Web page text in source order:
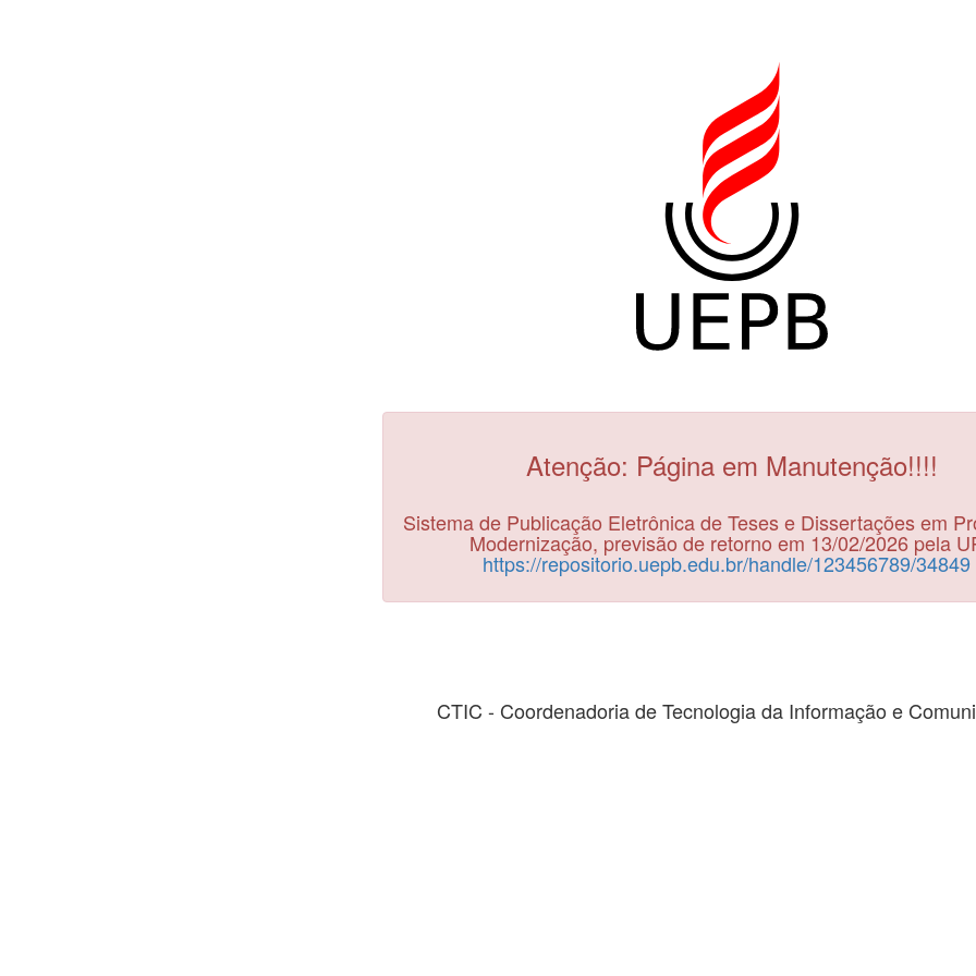
Atenção: Página em Manutenção!!!!
Sistema de Publicação Eletrônica de Teses e Dissertações em
Modernização, previsão de retorno em 13/02/2026 pela
https://repositorio.uepb.edu.br/handle/123456789/34849
CTIC - Coordenadoria de Tecnologia da Informação e